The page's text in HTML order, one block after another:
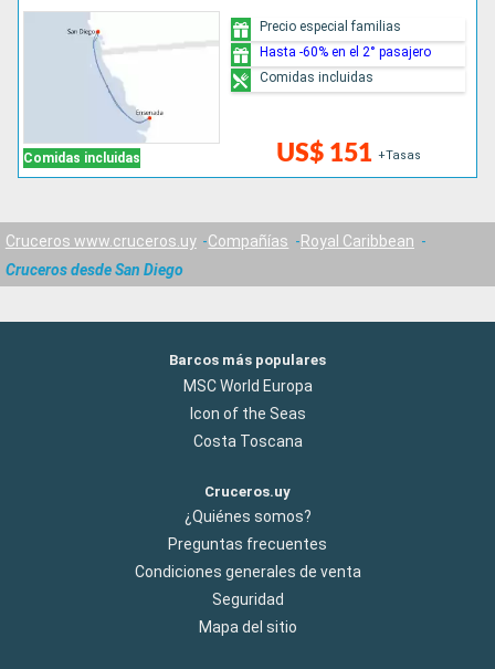
Comidas incluidas US$ 151 +Tasas
Precio especial familias
Hasta -60% en el 2° pasajero
Comidas incluidas
Cruceros www.cruceros.uy Compañías
Royal Caribbean
Cruceros desde San Diego
Barcos más populares
MSC World Europa
Icon of the Seas
Costa Toscana
Cruceros.uy
¿Quiénes somos?
Preguntas frecuentes
Condiciones generales de venta
Seguridad
Mapa del sitio